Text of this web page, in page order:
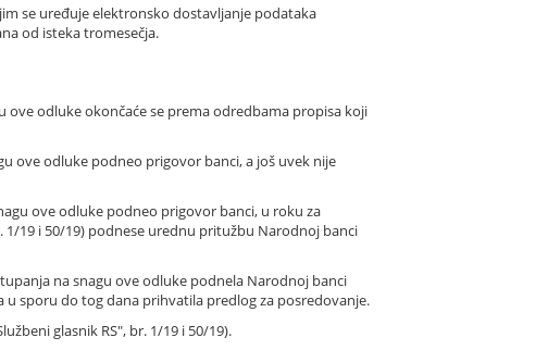
se uređuje elektronsko dostavljanje podataka
od isteka tromesečja.
odluke okončaće se prema odredbama propisa koji
ove odluke podneo prigovor banci, a još uvek nije
ove odluke podneo prigovor banci, u roku za
19 i 50/19) podnese urednu pritužbu Narodnoj banci
na snagu ove odluke podnela Narodnoj banci
u sporu do tog dana prihvatila predlog za posredovanje.
glasnik RS", br. 1/19 i 50/19).